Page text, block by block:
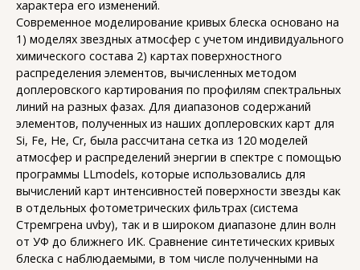
характера его изменений.
Современное моделирование кривых блеска основано на
1) моделях звездных атмосфер с учетом индивидуального
химического состава 2) картах поверхностного
распределения элементов, вычисленных методом
доплеровского картирования по профилям спектральных
линий на разных фазах. Для диапазонов содержаний
элементов, полученных из наших доплеровских карт для
Si, Fe, He, Cr, была рассчитана сетка из 120 моделей
атмосфер и распределений энергии в спектре с помощью
программы LLmodels, которые использовались для
вычислений карт интенсивностей поверхности звезды как
в отдельных фотометрических фильтрах (система
Стремгрена uvby), так и в широком диапазоне длин волн
от УФ до ближнего ИК. Сравнение синтетических кривых
блеска с наблюдаемыми, в том числе полученными на